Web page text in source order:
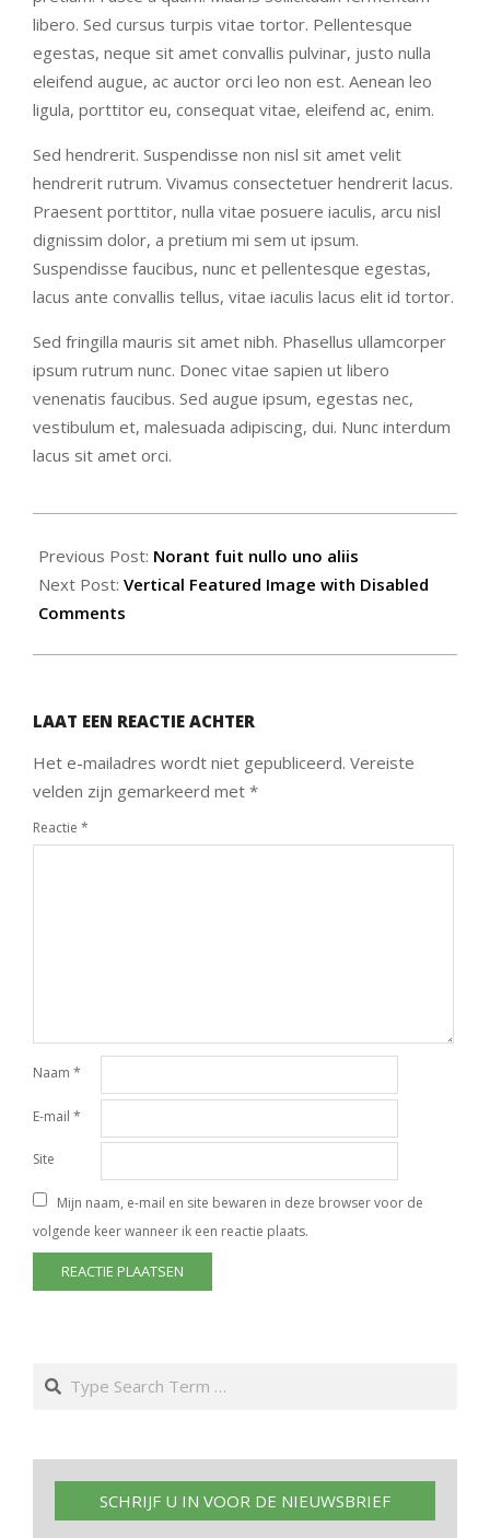
libero. Sed cursus turpis vitae tortor. Pellentesque
egestas, neque sit amet convallis pulvinar, justo nulla
eleifend augue, ac auctor orci leo non est. Aenean leo
ligula, porttitor eu, consequat vitae, eleifend ac, enim.
Sed hendrerit. Suspendisse non nisl sit amet velit
hendrerit rutrum. Vivamus consectetuer hendrerit lacus.
Praesent porttitor, nulla vitae posuere iaculis, arcu nisl
dignissim dolor, a pretium mi sem ut ipsum.
Suspendisse faucibus, nunc et pellentesque egestas,
lacus ante convallis tellus, vitae iaculis lacus elit id tortor.
Sed fringilla mauris sit amet nibh. Phasellus ullamcorper
ipsum rutrum nunc. Donec vitae sapien ut libero
venenatis faucibus. Sed augue ipsum, egestas nec,
vestibulum et, malesuada adipiscing, dui. Nunc interdum
lacus sit amet orci.
09-
03
Previous Post: Norant fuit nullo uno aliis
Next Post: Vertical Featured Image with Disabled
Comments
LAAT EEN REACTIE ACHTER
Het e-mailadres wordt niet gepubliceerd. Vereiste
velden zijn gemarkeerd met *
Reactie *
Naam *
E-mail *
Site
Mijn naam, e-mail en site bewaren in deze browser voor de
volgende keer wanneer ik een reactie plaats.
Search
SCHRIJF U IN VOOR DE NIEUWSBRIEF